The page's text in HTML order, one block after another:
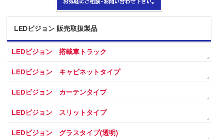
LEDビジョン 販売取扱製品
LEDビジョン 搭載車トラック
LEDビジョン キャビネットタイプ
LEDビジョン カーテンタイプ
LEDビジョン スリットタイプ
LEDビジョン グラスタイプ(透明)